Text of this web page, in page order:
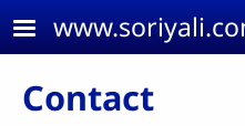
Skip to main content
Contact